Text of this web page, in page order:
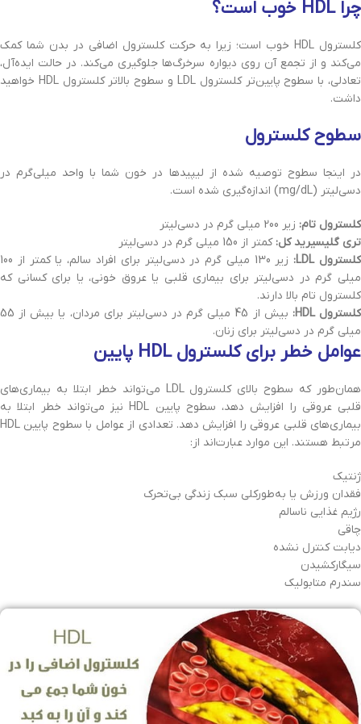
چرا HDL خوب است؟
کلسترول HDL خوب است؛ زیرا به حرکت کلسترول اضافی در بدن شما کمک
می‌کند و از تجمع آن روی دیواره سرخرگ‌ها جلوگیری می‌کند. در حالت ایده‌آل،
تعادلی، با سطوح پایین‌تر کلسترول LDL و سطوح بالاتر کلسترول HDL خواهید
داشت.
سطوح کلسترول
در اینجا سطوح توصیه شده از لیپیدها در خون شما با واحد میلی‌گرم در
دسی‌لیتر (mg/dL) اندازه‌گیری شده است.
کلسترول تام: زیر 200 میلی گرم در دسی‌لیتر
تری گلیسیرید کل: کمتر از 150 میلی گرم در دسی‌لیتر
کلسترول LDL:
زیر 130 میلی گرم در دسی‌لیتر برای افراد سالم، یا کمتر از 100
میلی گرم در دسی‌لیتر برای بیماری قلبی یا عروق خونی، یا برای کسانی که
کلسترول تام بالا دارند.
کلسترول HDL:
بیش از 45 میلی گرم در دسی‌لیتر برای مردان، یا بیش از 55
میلی گرم در دسی‌لیتر برای زنان.
عوامل خطر برای کلسترول HDL پایین
همان‌طور که سطوح بالای کلسترول LDL می‌تواند خطر ابتلا به بیماری‌های
قلبی عروقی را افزایش دهد، سطوح پایین HDL نیز می‌تواند خطر ابتلا به
بیماری‌های قلبی عروقی را افزایش دهد. تعدادی از عوامل با سطوح پایین HDL
مرتبط هستند. این موارد عبارت‌اند از:
ژنتیک
فقدان ورزش یا به‌طورکلی سبک زندگی بی‌تحرک
رژیم غذایی ناسالم
چاقی
دیابت کنترل نشده
سیگارکشیدن
سندرم متابولیک